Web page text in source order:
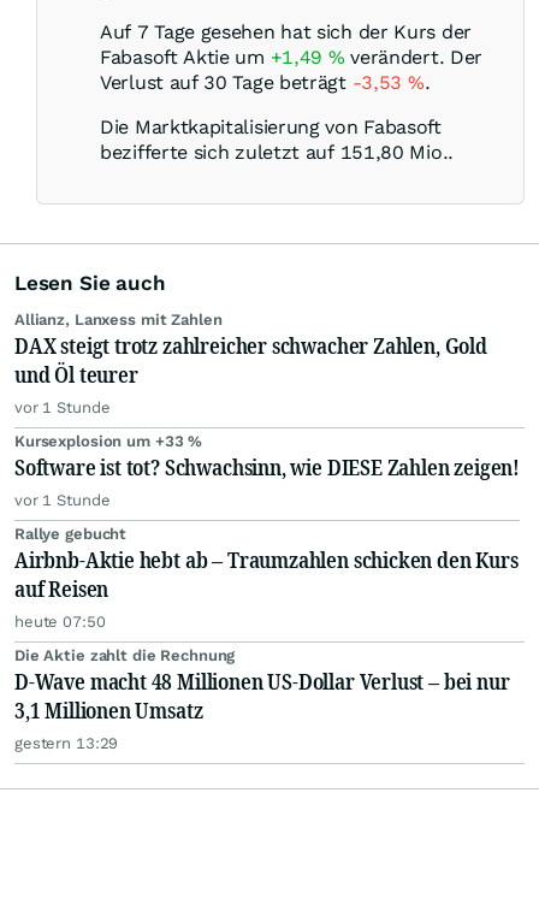
Auf 7 Tage gesehen hat sich der Kurs der
Fabasoft Aktie um +1,49 % verändert. Der
Verlust auf 30 Tage beträgt -3,53 %.
Die Marktkapitalisierung von Fabasoft
bezifferte sich zuletzt auf 151,80 Mio..
Lesen Sie auch
Allianz, Lanxess mit Zahlen
DAX steigt trotz zahlreicher schwacher Zahlen, Gold
und Öl teurer
vor 1 Stunde
Kursexplosion um +33 %
Software ist tot? Schwachsinn, wie DIESE Zahlen zeigen!
vor 1 Stunde
Rallye gebucht
Airbnb-Aktie hebt ab – Traumzahlen schicken den Kurs
auf Reisen
heute 07:50
Die Aktie zahlt die Rechnung
D-Wave macht 48 Millionen US-Dollar Verlust – bei nur
3,1 Millionen Umsatz
gestern 13:29